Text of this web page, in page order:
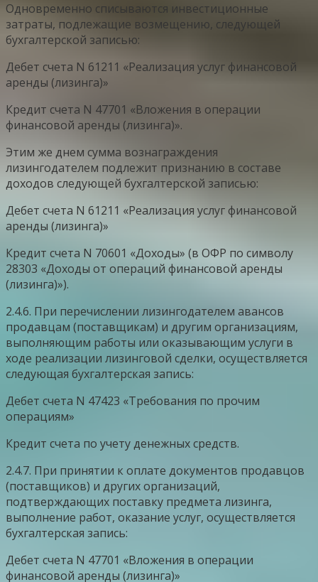
Одновременно списываются инвестиционные
затраты, подлежащие возмещению, следующей
бухгалтерской записью:
Дебет счета N 61211 «Реализация услуг финансовой
аренды (лизинга)»
Кредит счета N 47701 «Вложения в операции
финансовой аренды (лизинга)».
Этим же днем сумма вознаграждения
лизингодателем подлежит признанию в составе
доходов следующей бухгалтерской записью:
Дебет счета N 61211 «Реализация услуг финансовой
аренды (лизинга)»
Кредит счета N 70601 «Доходы» (в ОФР по символу
28303 «Доходы от операций финансовой аренды
(лизинга)»).
2.4.6. При перечислении лизингодателем авансов
продавцам (поставщикам) и другим организациям,
выполняющим работы или оказывающим услуги в
ходе реализации лизинговой сделки, осуществляется
следующая бухгалтерская запись:
Дебет счета N 47423 «Требования по прочим
операциям»
Кредит счета по учету денежных средств.
2.4.7. При принятии к оплате документов продавцов
(поставщиков) и других организаций,
подтверждающих поставку предмета лизинга,
выполнение работ, оказание услуг, осуществляется
бухгалтерская запись:
Дебет счета N 47701 «Вложения в операции
финансовой аренды (лизинга)»